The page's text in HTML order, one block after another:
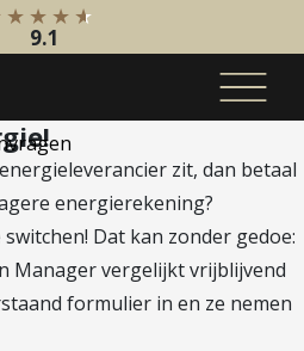
9.1
zit, dan betaal
energierekening?
Dat kan zonder gedoe:
Manager vergelijkt vrijblijvend
formulier in en ze nemen